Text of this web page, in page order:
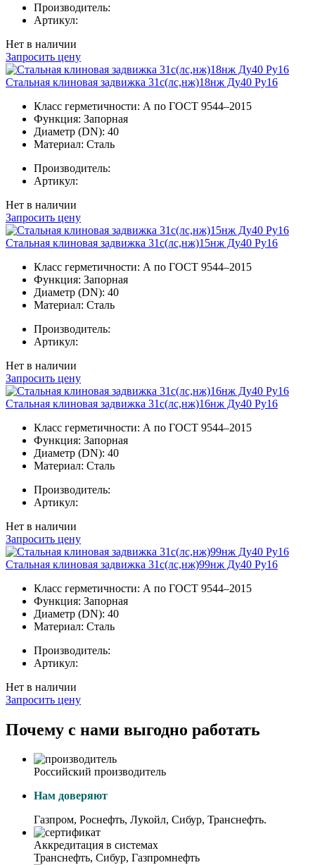
Производитель:
Артикул:
Нет в наличии
Запросить цену
Стальная клиновая задвижка 31с(лс,нж)18нж Ду40 Ру16
Класс герметичности: А по ГОСТ 9544–2015
Функция: Запорная
Диаметр (DN): 40
Материал: Сталь
Производитель:
Артикул:
Нет в наличии
Запросить цену
Стальная клиновая задвижка 31с(лс,нж)15нж Ду40 Ру16
Класс герметичности: А по ГОСТ 9544–2015
Функция: Запорная
Диаметр (DN): 40
Материал: Сталь
Производитель:
Артикул:
Нет в наличии
Запросить цену
Стальная клиновая задвижка 31с(лс,нж)16нж Ду40 Ру16
Класс герметичности: А по ГОСТ 9544–2015
Функция: Запорная
Диаметр (DN): 40
Материал: Сталь
Производитель:
Артикул:
Нет в наличии
Запросить цену
Стальная клиновая задвижка 31с(лс,нж)99нж Ду40 Ру16
Класс герметичности: А по ГОСТ 9544–2015
Функция: Запорная
Диаметр (DN): 40
Материал: Сталь
Производитель:
Артикул:
Нет в наличии
Запросить цену
Почему с нами выгодно работать
Российский производитель
Нам доверяют
Газпром, Роснефть, Лукойл, Сибур, Транснефть.
Аккредитация в системах
Транснефть, Сибур, Газпромнефть